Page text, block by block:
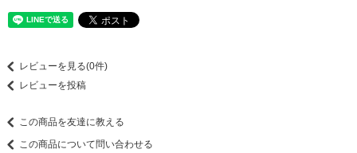
レビューを見る(0件)
レビューを投稿
この商品を友達に教える
この商品について問い合わせる